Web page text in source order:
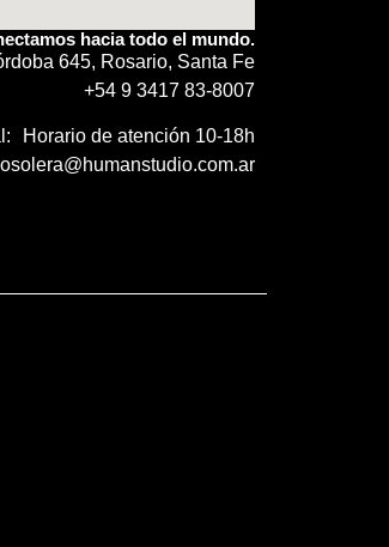
haciatodo el mundo.
645, Rosario, Santa Fe
+54 9 3417 83-8007
Horario de atención 10-18h